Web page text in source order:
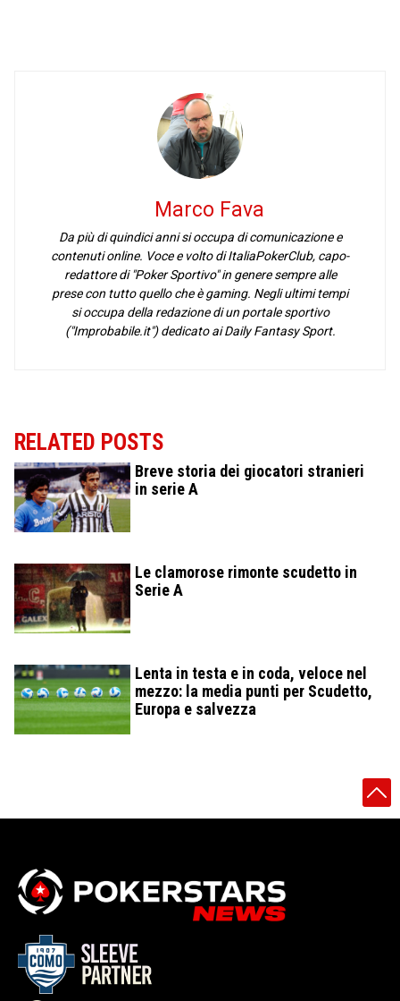
Marco Fava
Da più di quindici anni si occupa di comunicazione e
contenuti online. Voce e volto di ItaliaPokerClub, capo-
redattore di "Poker Sportivo" in genere sempre alle
prese con tutto quello che è gaming. Negli ultimi tempi
si occupa della redazione di un portale sportivo
("Improbabile.it") dedicato ai Daily Fantasy Sport.
RELATED POSTS
Breve storia dei giocatori stranieri
in serie A
Le clamorose rimonte scudetto in
Serie A
Lenta in testa e in coda, veloce nel
mezzo: la media punti per Scudetto,
Europa e salvezza